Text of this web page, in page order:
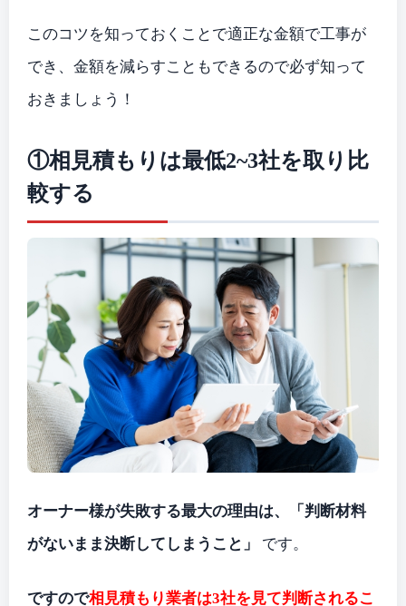
このコツを知っておくことで適正な金額で工事が
でき、金額を減らすこともできるので必ず知って
おきましょう！
①相見積もりは最低2~3社を取り比
較する
オーナー様が失敗する最大の理由は、「判断材料
がないまま決断してしまうこと」
です。
ですので相見積もり業者は3社を見て判断されるこ